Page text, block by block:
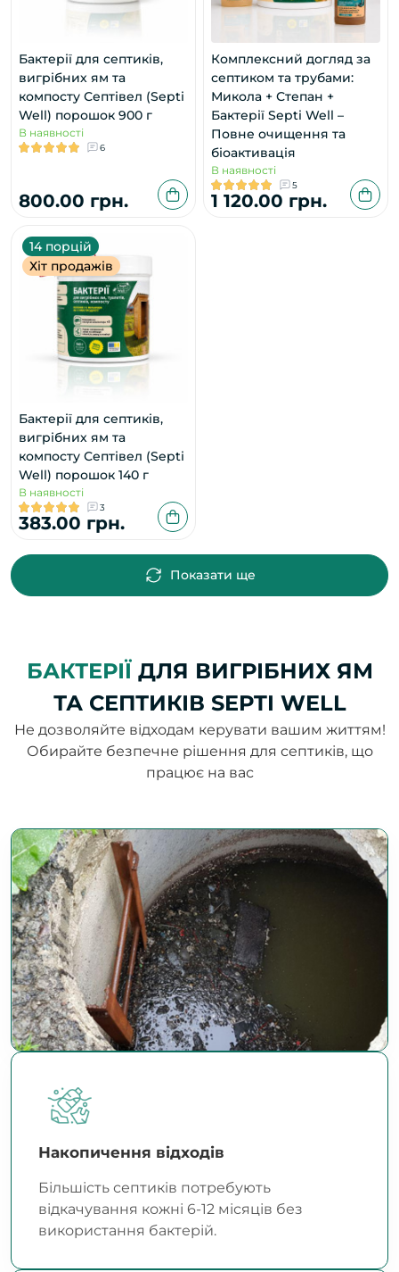
Бактерії для септиків,
вигрібних ям та
компосту Септівел (Septi
Well) порошок 900 г
В наявності
6
800.00 грн.
Комплексний догляд за
септиком та трубами:
Микола + Степан +
Бактерії Septi Well –
Повне очищення та
біоактивація
В наявності
5
1 120.00 грн.
14 порцій
Хіт продажів
Бактерії для септиків,
вигрібних ям та
компосту Септівел (Septi
Well) порошок 140 г
В наявності
3
383.00 грн.
Показати ще
БАКТЕРІЇДЛЯ ВИГРІБНИХ ЯМ
ТА СЕПТИКІВ SEPTI WELL
Не дозволяйте відходам керувати вашим життям!
Обирайте безпечне рішення для септиків, що
працює на вас
Накопичення відходів
Більшість септиків потребують
відкачування кожні 6-12 місяців без
використання бактерій.